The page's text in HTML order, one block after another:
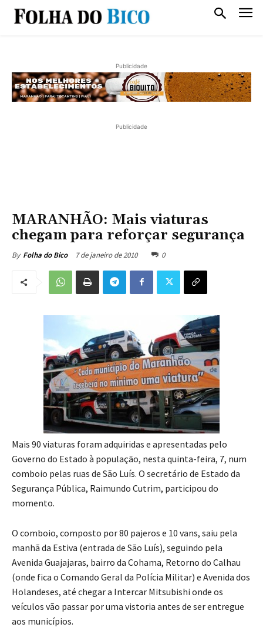
Publicidade
Publicidade
MARANHÃO: Mais viaturas
chegam para reforçar segurança
By Folha do Bico 7 de janeiro de 2010 0
Mais 90 viaturas foram adquiridas e apresentadas pelo
Governo do Estado à população, nesta quinta-feira, 7, num
comboio pelas ruas de São Luís. O secretário de Estado da
Segurança Pública, Raimundo Cutrim, participou do
momento.
O comboio, composto por 80 pajeros e 10 vans, saiu pela
manhã da Estiva (entrada de São Luís), seguindo pela
Avenida Guajajaras, bairro da Cohama, Retorno do Calhau
(onde fica o Comando Geral da Polícia Militar) e Avenida dos
Holandeses, até chegar a Intercar Mitsubishi onde os
veículos vão passar por uma vistoria antes de ser entregue
aos municípios.